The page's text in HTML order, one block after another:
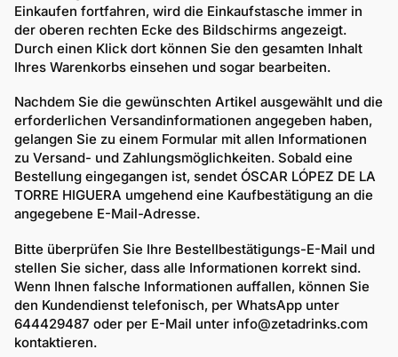
Einkaufen fortfahren, wird die Einkaufstasche immer in
der oberen rechten Ecke des Bildschirms angezeigt.
Durch einen Klick dort können Sie den gesamten Inhalt
Ihres Warenkorbs einsehen und sogar bearbeiten.
Nachdem Sie die gewünschten Artikel ausgewählt und die
erforderlichen Versandinformationen angegeben haben,
gelangen Sie zu einem Formular mit allen Informationen
zu Versand- und Zahlungsmöglichkeiten. Sobald eine
Bestellung eingegangen ist, sendet ÓSCAR LÓPEZ DE LA
TORRE HIGUERA umgehend eine Kaufbestätigung an die
angegebene E-Mail-Adresse.
Bitte überprüfen Sie Ihre Bestellbestätigungs-E-Mail und
stellen Sie sicher, dass alle Informationen korrekt sind.
Wenn Ihnen falsche Informationen auffallen, können Sie
den Kundendienst telefonisch, per WhatsApp unter
644429487 oder per E-Mail unter info@zetadrinks.com
kontaktieren.